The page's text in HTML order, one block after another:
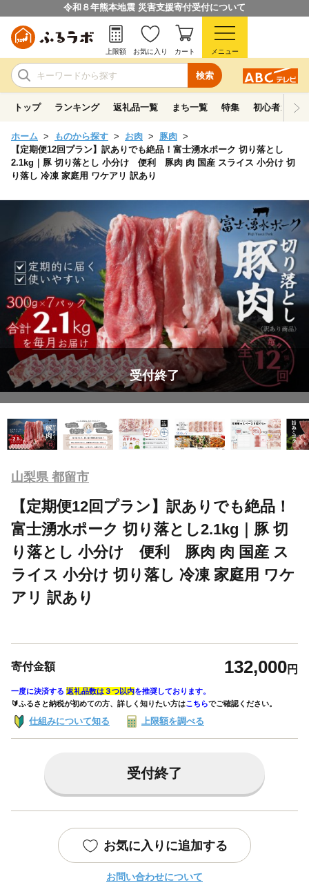
令和８年熊本地震 災害支援寄付受付について
検索
上限額 お気に入り カート メニュー
トップ ランキング 返礼品一覧 まち一覧 特集 初心者ガイド
ホーム ものから探す お肉
豚肉
【定期便12回プラン】訳ありでも絶品！富士湧水ポーク 切り落とし
2.1kg｜豚 切り落とし 小分け 便利 豚肉 肉 国産 スライス 小分け 切
り落し 冷凍 家庭用 ワケアリ 訳あり
受付終了
山梨県 都留市
【定期便12回プラン】訳ありでも絶品！
富士湧水ポーク 切り落とし2.1kg｜豚 切
り落とし 小分け 便利 豚肉 肉 国産 ス
ライス 小分け 切り落し 冷凍 家庭用 ワケ
アリ 訳あり
寄付金額 132,000円
一度に決済する 返礼品数は３つ以内を推奨しております。
🔰ふるさと納税が初めての方、詳しく知りたい方はこちらでご確認ください。
仕組みについて知る 上限額を調べる
受付終了
お気に入りに追加する
お問い合わせについて